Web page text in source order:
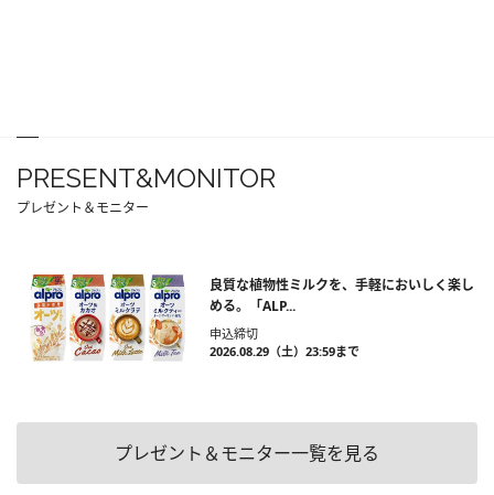
PRESENT&MONITOR
プレゼント＆モニター
良質な植物性ミルクを、手軽においしく楽し
める。「ALP...
申込締切
2026.08.29（土）23:59まで
プレゼント＆モニター一覧を見る